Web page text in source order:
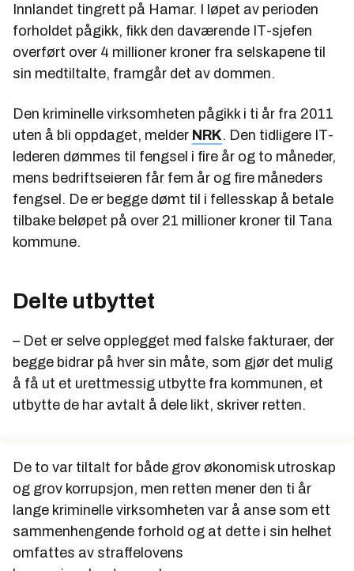
Innlandet tingrett på Hamar. I løpet av perioden
forholdet pågikk, fikk den daværende IT-sjefen
overført over 4 millioner kroner fra selskapene til
sin medtiltalte, framgår det av dommen.
Den kriminelle virksomheten pågikk i ti år fra 2011
uten å bli oppdaget, melder NRK. Den tidligere IT-
lederen dømmes til fengsel i fire år og to måneder,
mens bedriftseieren får fem år og fire måneders
fengsel. De er begge dømt til i fellesskap å betale
tilbake beløpet på over 21 millioner kroner til Tana
kommune.
Delte utbyttet
– Det er selve opplegget med falske fakturaer, der
begge bidrar på hver sin måte, som gjør det mulig
å få ut et urettmessig utbytte fra kommunen, et
utbytte de har avtalt å dele likt, skriver retten.
De to var tiltalt for både grov økonomisk utroskap
og grov korrupsjon, men retten mener den ti år
lange kriminelle virksomheten var å anse som ett
sammenhengende forhold og at dette i sin helhet
omfattes av straffelovens